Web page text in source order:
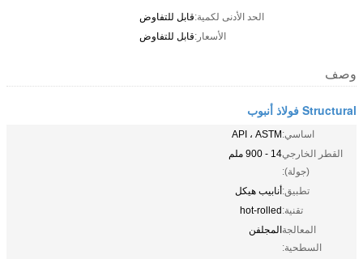
الحد الأدنى لكمية:قابل للتفاوض
الأسعار:قابل للتفاوض
وصف
Structural فولاذ أنبوب
اساسي:API ، ASTM
القطر الخارجي
(جولة):
14 - 900 ملم
تطبيق:أنابيب هيكل
تقنية:hot-rolled
المعالجة
السطحية:
المجلفن